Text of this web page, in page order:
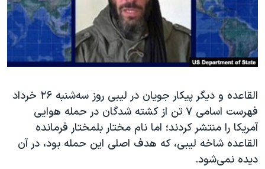
فرهنگ و زندگی
حقوق شهروندی
اقتصادی
اسرائیل در جنگ
گالری عکس
آرشیو پخش زنده
مستندها
انتخابات ریاست جمهوری آمریکا ۲۰۲۴
حمله جمهوری اسلامی به اسرائیل
ورزش زنان در ایران
اعتراضات زن، زندگی، آزادی
مجموعه مستندهای دادخواهی
تریبونال مردمی آبان ۹۸
دنبال کنید
زبانهای مختلف
القاعده و دیگر پیکار جویان در لیبی روز سه‌شنبه ۲۶ خرداد
فهرست اسامی ۷ تن از کشته شدگان در حمله هوایی
آمریکا را منتشر کردند؛ اما نام مختار بلمختار فرمانده
القاعده شاخه لیبی، که هدف اصلی این حمله بود، در آن
دیده نمی‌شود.